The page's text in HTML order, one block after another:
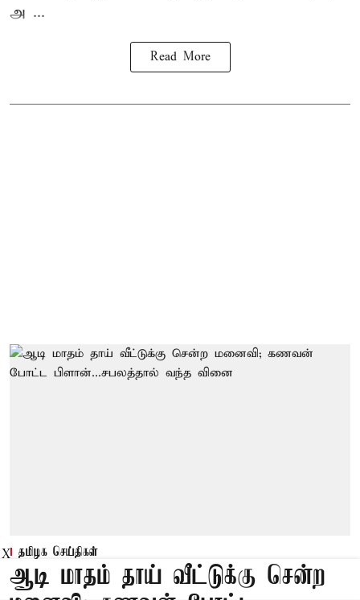
அ ...
Read More
தமிழக செய்திகள்
ஆடி மாதம் தாய் வீட்டுக்கு சென்ற
X